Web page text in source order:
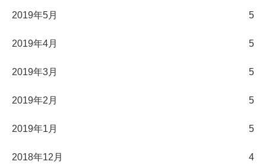
2019年5月 5
2019年4月 5
2019年3月 5
2019年2月 5
2019年1月 5
2018年12月 4